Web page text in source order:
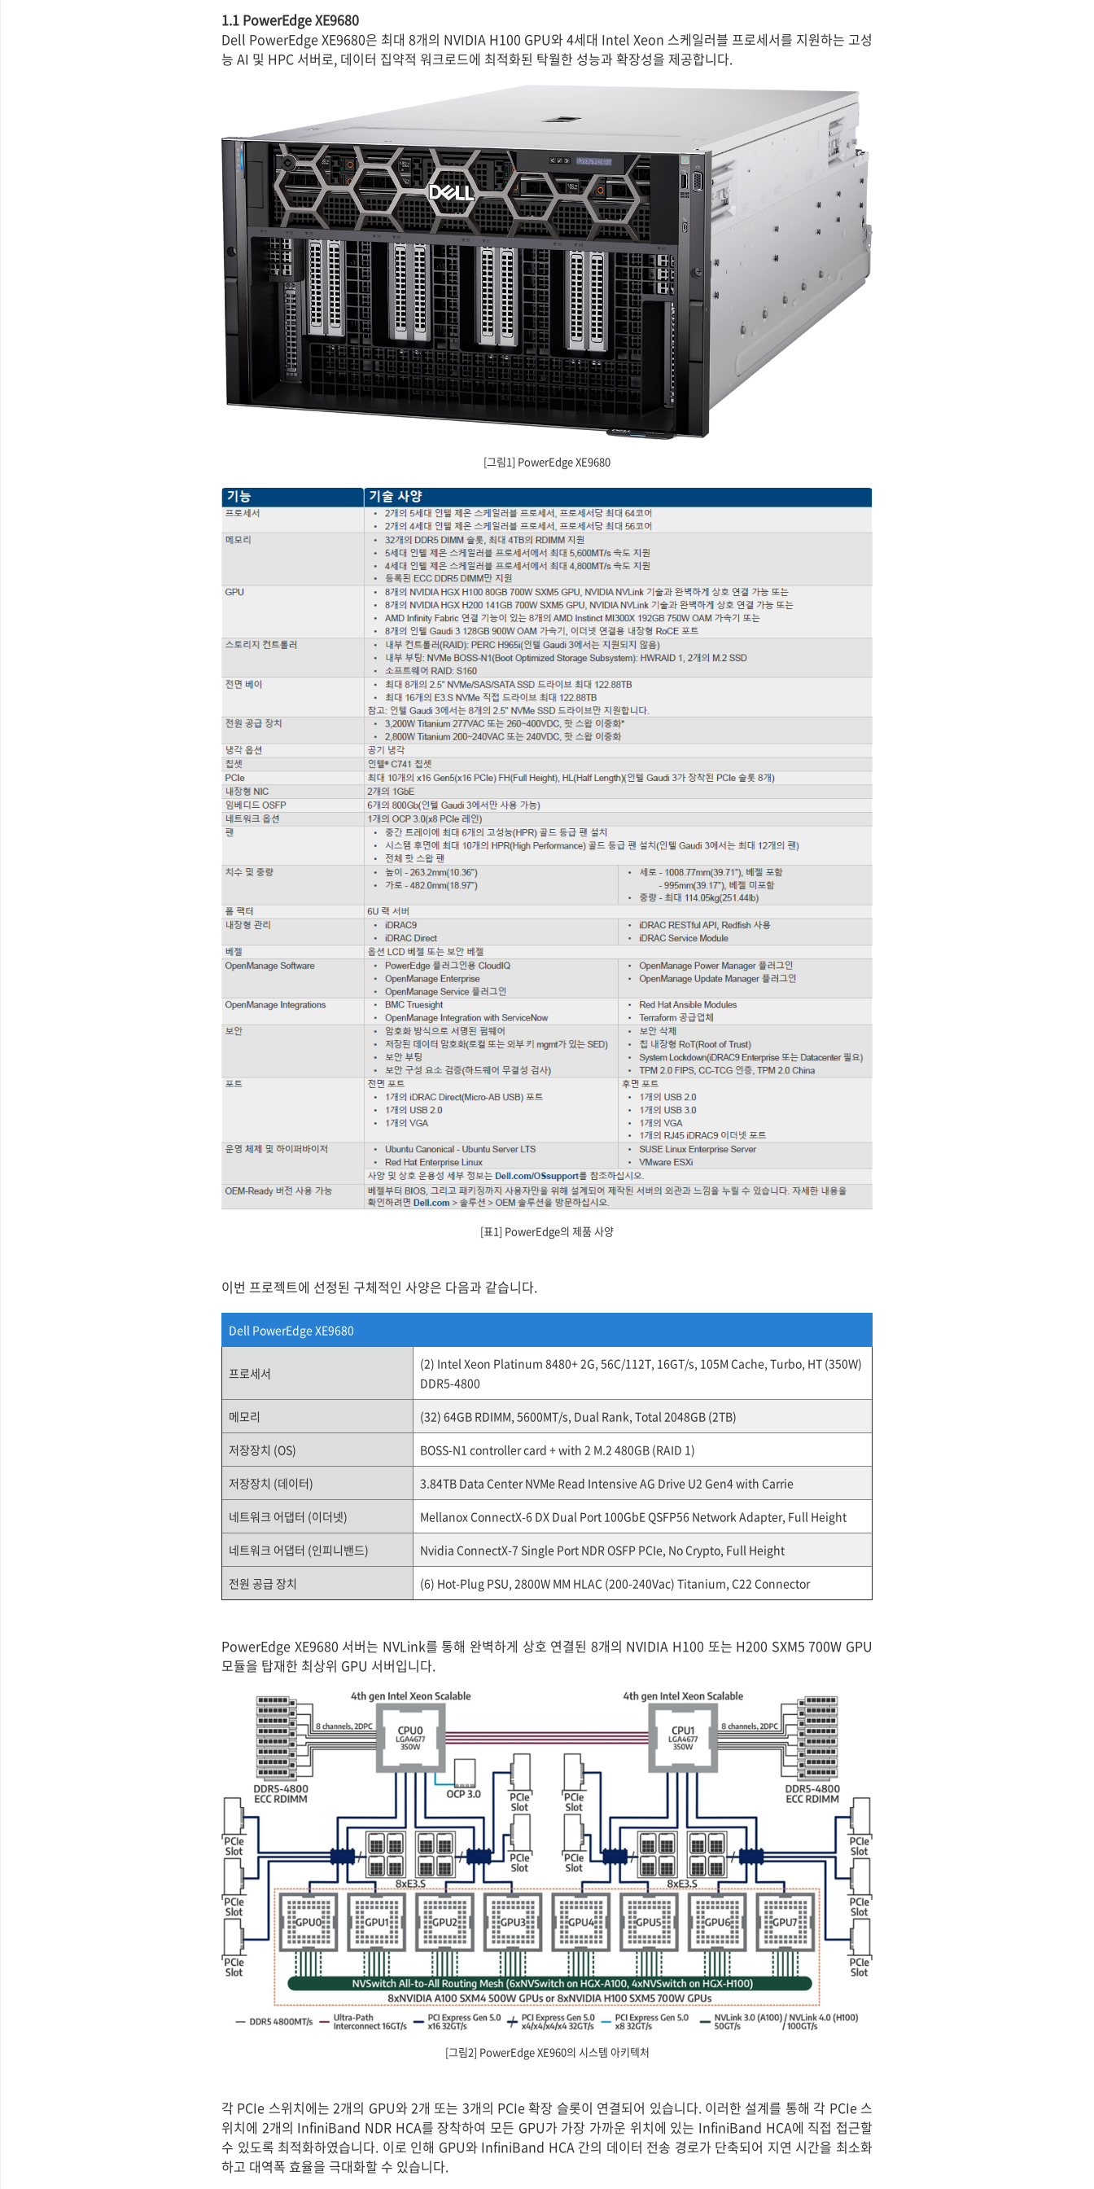
1.1 PowerEdge XE9680
Dell PowerEdge XE9680은 최대 8개의 NVIDIA H100 GPU와 4세대 Intel Xeon 스케일러블 프로세서를 지원하는 고성
능 AI 및 HPC 서버로, 데이터 집약적 워크로드에 최적화된 탁월한 성능과 확장성을 제공합니다.
[그림1] PowerEdge XE9680
[표1] PowerEdge의 제품 사양
이번 프로젝트에 선정된 구체적인 사양은 다음과 같습니다.
Dell PowerEdge XE9680
프로세서
(2) Intel Xeon Platinum 8480+ 2G, 56C/112T, 16GT/s, 105M Cache, Turbo, HT (350W)
DDR5-4800
메모리 (32) 64GB RDIMM, 5600MT/s, Dual Rank, Total 2048GB (2TB)
저장장치 (OS) BOSS-N1 controller card + with 2 M.2 480GB (RAID 1)
저장장치 (데이터) 3.84TB Data Center NVMe Read Intensive AG Drive U2 Gen4 with Carrie
네트워크 어댑터 (이더넷) Mellanox ConnectX-6 DX Dual Port 100GbE QSFP56 Network Adapter, Full Height
네트워크 어댑터 (인피니밴드) Nvidia ConnectX-7 Single Port NDR OSFP PCIe, No Crypto, Full Height
전원 공급 장치 (6) Hot-Plug PSU, 2800W MM HLAC (200-240Vac) Titanium, C22 Connector
PowerEdge XE9680 서버는 NVLink를 통해 완벽하게 상호 연결된 8개의 NVIDIA H100 또는 H200 SXM5 700W GPU
모듈을 탑재한 최상위 GPU 서버입니다.
[그림2] PowerEdge XE960의 시스템 아키텍처
각 PCIe 스위치에는 2개의 GPU와 2개 또는 3개의 PCIe 확장 슬롯이 연결되어 있습니다. 이러한 설계를 통해 각 PCIe 스
위치에 2개의 InfiniBand NDR HCA를 장착하여 모든 GPU가 가장 가까운 위치에 있는 InfiniBand HCA에 직접 접근할
수 있도록 최적화하였습니다. 이로 인해 GPU와 InfiniBand HCA 간의 데이터 전송 경로가 단축되어 지연 시간을 최소화
하고 대역폭 효율을 극대화할 수 있습니다.